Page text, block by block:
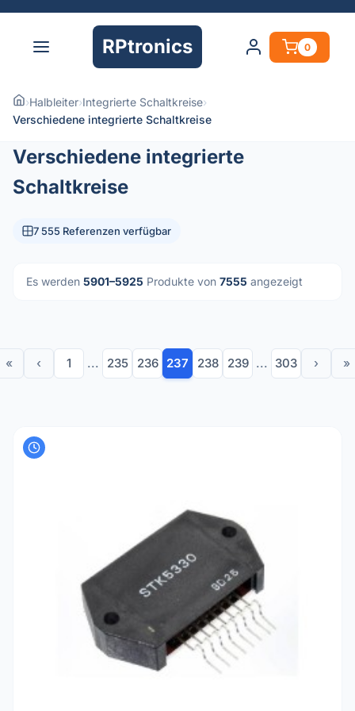
RPtronics 0
›Halbleiter›Integrierte Schaltkreise›
Verschiedene integrierte Schaltkreise
Verschiedene integrierte
Schaltkreise
7 555 Referenzen verfügbar
Es werden 5901–5925 Produkte von 7555 angezeigt
« ‹ 1 ... 235 236 237 238 239 ... 303 › »